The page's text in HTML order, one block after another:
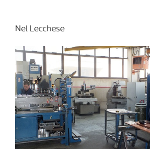
Nel Lecchese